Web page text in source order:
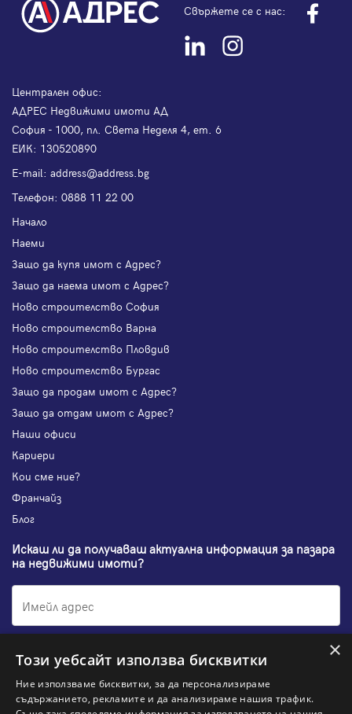
Свържете се с нас:
Централен офис:
АДРЕС Недвижими имоти АД
София - 1000, пл. Света Неделя 4, ет. 6
ЕИК: 130520890
Е-mail: address@address.bg
Телефон: 0888 11 22 00
Начало
Наеми
Защо да купя имот с Адрес?
Защо да наема имот с Адрес?
Ново строителство София
Ново строителство Варна
Ново строителство Пловдив
Ново строителство Бургас
Защо да продам имот с Адрес?
Защо да отдам имот с Адрес?
Наши офиси
Кариери
Кои сме ние?
Франчайз
Блог
Искаш ли да получаваш актуална информация за пазара
на недвижими имоти?
Абонирам се ×
Този уебсайт използва бисквитки
Ние използваме бисквитки, за да персонализираме
съдържанието, рекламите и да анализираме нашия трафик.